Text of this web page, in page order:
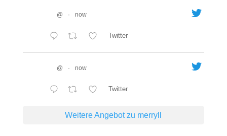
@ · now
Twitter
@ · now
Twitter
Weitere Angebot zu merryll